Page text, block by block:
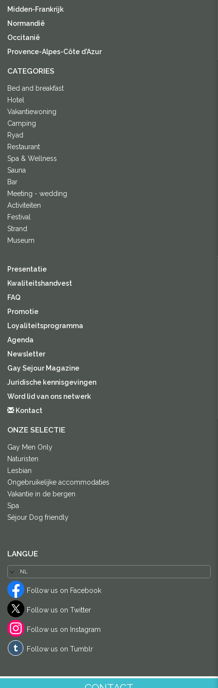
Midden-Frankrijk
Normandië
Occitanië
Provence-Alpes-Côte d'Azur
CATEGORIES
Bed and breakfast
Hotel
Vakantiewoning
Camping
Ryad
Restaurant
Spa & Wellness
Sauna
Bar
Meeting - wedding
Activiteiten
Festival
Strand
Museum
Presentatie
Kwaliteitshandvest
FAQ
Promotie
Loyaliteitsprogramma
Agenda
Newsletter
Gay Sejour Magazine
Juridische kennisgevingen
Word lid van ons netwerk
Kontact
ONZE SELECTIE
Gay Men Only
Naturisten
Lesbian
Ongebruikelijke accommodaties
Vakantie in de bergen
Spa
Séjour Dog friendly
LANGUE
Follow us on Facebook
Follow us on Twitter
Follow us on Instagram
Follow us on Tumblr